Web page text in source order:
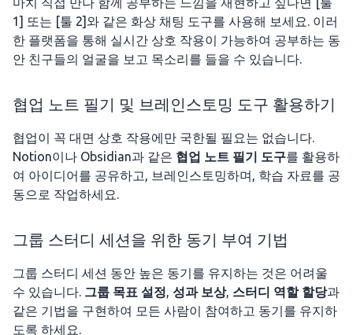
1] 또는 [툴 2]와 같은 화상 채팅 도구를 사용해 보세요. 이러
한 플랫폼을 통해 실시간 상호 작용이 가능하여 공부하는 동
안 친구들의 얼굴을 보고 목소리를 들을 수 있습니다.
협업 노트 필기 및 브레인스토밍 도구 활용하기
협업이 꼭 대면 상호 작용에만 국한될 필요는 없습니다.
Notion이나 Obsidian과 같은 협업 노트 필기 도구를 활용하
여 아이디어를 공유하고, 브레인스토밍하며, 학습 자료를 공
동으로 작업하세요.
그룹 스터디 세션을 위한 동기 부여 기법
그룹 스터디 세션 동안 높은 동기를 유지하는 것은 어려울
수 있습니다. 그룹 목표 설정, 성과 보상, 스터디 역할 할당과
같은 기법을 구현하여 모든 사람이 참여하고 동기를 유지하
도록 하세요.